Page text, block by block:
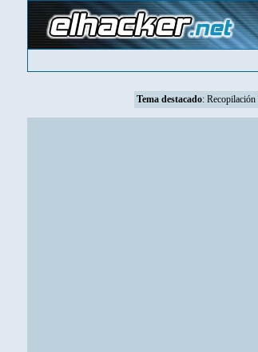
Tema destacado: Recopilación